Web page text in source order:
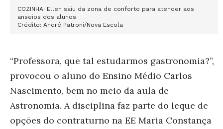
COZINHA: Ellen saiu da zona de conforto para atender aos
anseios dos alunos.
Crédito: André Patroni/Nova Escola
“Professora, que tal estudarmos gastronomia?”,
provocou o aluno do Ensino Médio Carlos
Nascimento, bem no meio da aula de
Astronomia. A disciplina faz parte do leque de
opções do contraturno na EE Maria Constança